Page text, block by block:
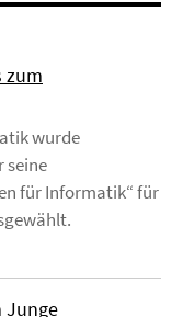
zum
wurde
seine
für Informatik“ für
Junge